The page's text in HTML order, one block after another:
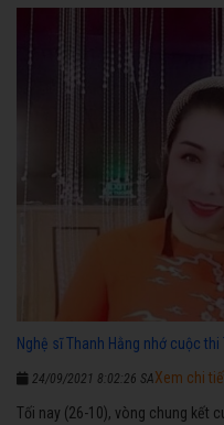
Nghệ sĩ Thanh Hằng nhớ cuộc thi
24/09/2021 8:02:26 SA
Tối nay (26-10), vòng chung kết
Xem chi